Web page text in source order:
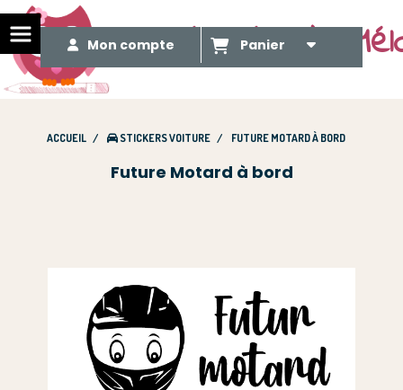
Le Méli Mélo de
Mon compte Panier
ACCUEIL STICKERS VOITURE FUTURE MOTARD À BORD
Future Motard à bord